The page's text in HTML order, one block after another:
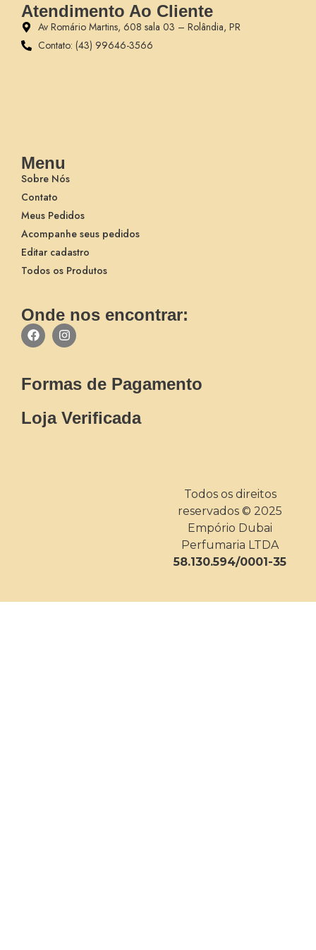
Atendimento Ao Cliente
Av Romário Martins, 608 sala 03 – Rolândia, PR
Contato: (43) 99646-3566
Menu
Sobre Nós
Contato
Meus Pedidos
Acompanhe seus pedidos
Editar cadastro
Todos os Produtos
Onde nos encontrar:
Formas de Pagamento
Loja Verificada
Todos os direitos
reservados © 2025
Empório Dubai
Perfumaria LTDA
58.130.594/0001-35